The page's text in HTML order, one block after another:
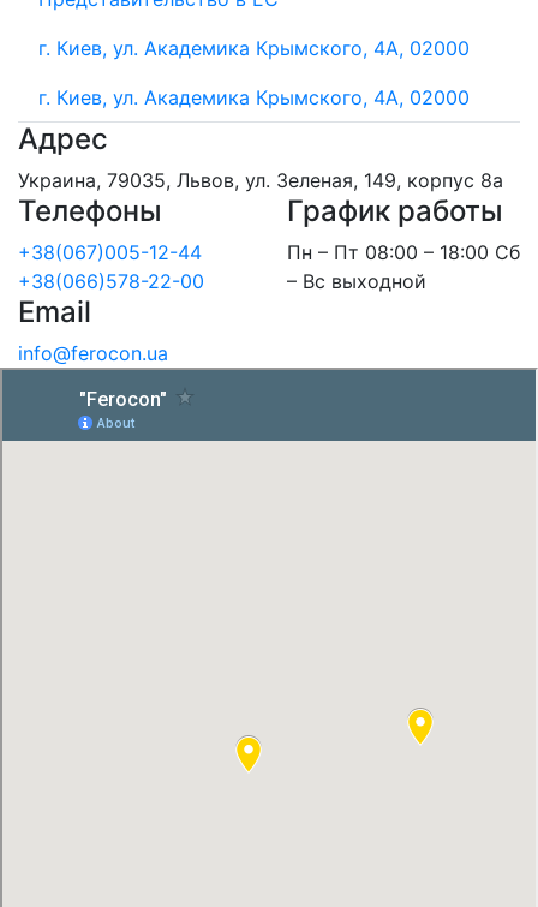
г. Киев, ул. Академика Крымского, 4А, 02000
г. Киев, ул. Академика Крымского, 4А, 02000
Адрес
Украина, 79035, Львов, ул. Зеленая, 149, корпус 8а
Телефоны
+38(067)005-12-44
+38(066)578-22-00
График работы
Пн – Пт 08:00 – 18:00 Сб
– Вс выходной
Email
info@ferocon.ua